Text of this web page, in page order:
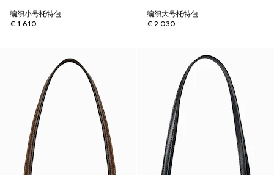
编织小号托特包
€ 1.610
编织大号托特包
€ 2.030